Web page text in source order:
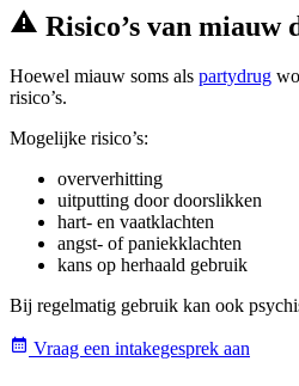
Risico’s van miauw
Hoewel miauw soms als partydrug
risico’s.
Mogelijke risico’s:
oververhitting
uitputting door doorslikken
hart- en vaatklachten
angst- of paniekklachten
kans op herhaald gebruik
Bij regelmatig gebruik kan ook
Vraag een intakegesprek aan